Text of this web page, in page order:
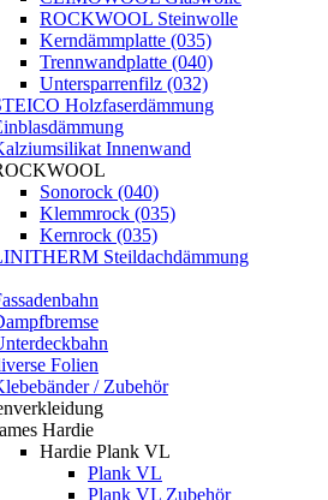
ROCKWOOL Steinwolle
Kerndämmplatte (035)
Trennwandplatte (040)
Untersparrenfilz (032)
Holzfaserdämmung
Innenwand
Sonorock (040)
Klemmrock (035)
Kernrock (035)
Steildachdämmung
Folien
/ Zubehör
Hardie
Hardie Plank VL
Plank VL
Plank VL Zubehör